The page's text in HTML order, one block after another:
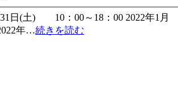
31日(土) 10：00～18：00 2022年1月
年…続きを読む